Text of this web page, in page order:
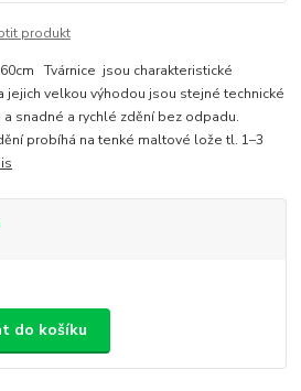
produkt
60cm Tvárnice jsou charakteristické
velkou výhodou jsou stejné technické
snadné a rychlé zdění bez odpadu.
probíhá na tenké maltové lože tl. 1–3
do košíku